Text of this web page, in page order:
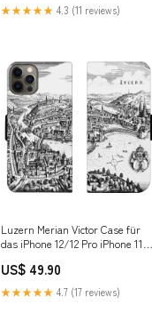
★★★★★ 4.3 (11 reviews)
Luzern Merian Victor Case für
das iPhone 12/12 Pro iPhone 11
US$ 49.90
★★★★★ 4.7 (17 reviews)